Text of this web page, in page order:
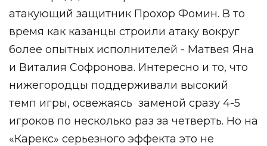
атакующий защитник Прохор Фомин. В то
время как казанцы строили атаку вокруг
более опытных исполнителей - Матвея Яна
и Виталия Софронова. Интересно и то, что
нижегородцы поддерживали высокий
темп игры, освежаясь заменой сразу 4-5
игроков по несколько раз за четверть. Но на
«Карекс» серьезного эффекта это не